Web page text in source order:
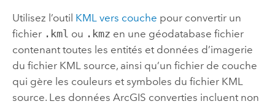
Utilisez l’outil KML vers couche pour convertir un
fichier .kml ou .kmz en une géodatabase fichier
contenant toutes les entités et données d’imagerie
du fichier KML source, ainsi qu’un fichier de couche
qui gère les couleurs et symboles du fichier KML
source. Les données ArcGIS converties incluent non